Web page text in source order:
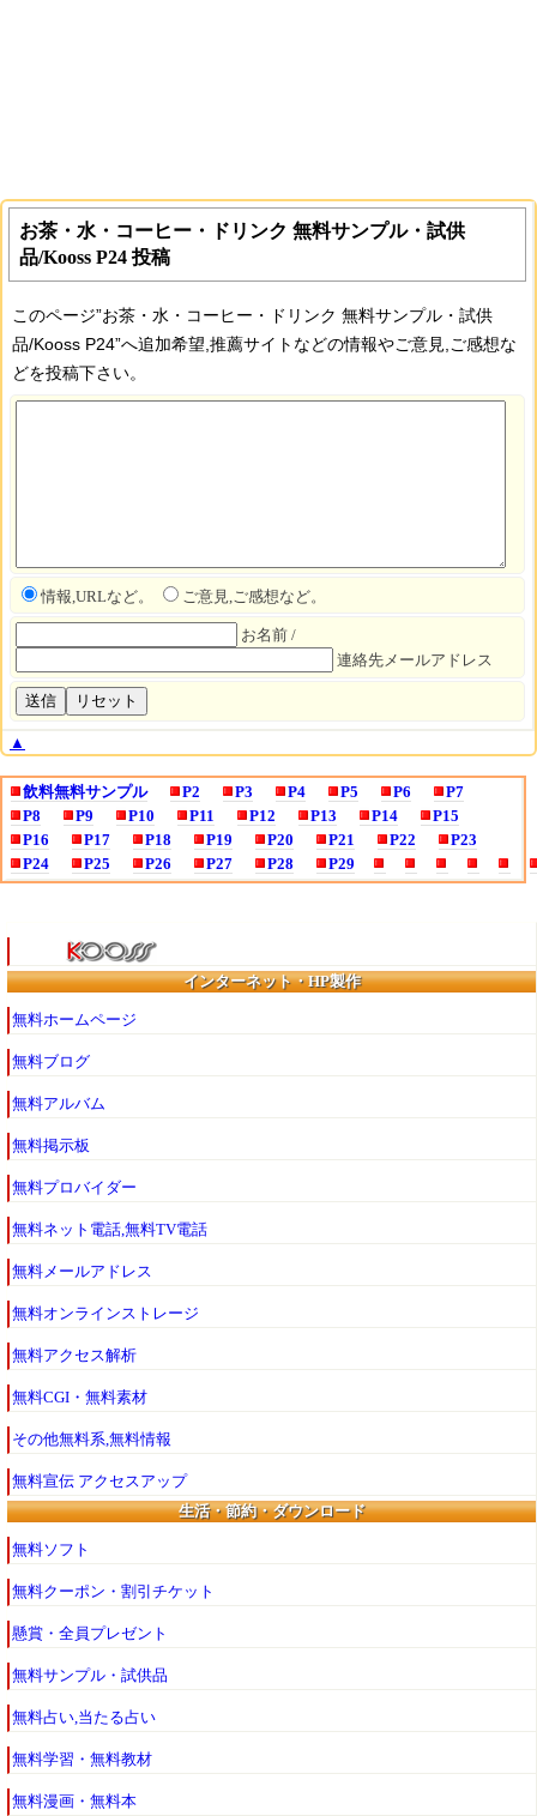
お茶・水・コーヒー・ドリンク 無料サンプル・試供
品/Kooss P24 投稿
このページ”お茶・水・コーヒー・ドリンク 無料サンプル・試供
品/Kooss P24”へ追加希望,推薦サイトなどの情報やご意見,ご感想な
どを投稿下さい。
情報,URLなど。 ご意見,ご感想など。
お名前 /
連絡先メールアドレス
▲
飲料無料サンプル P2 P3 P4 P5 P6
P7
P8
P9 P10 P11 P12 P13 P14
P15
P16
P17 P18 P19 P20 P21 P22
P23
P24
P25 P26 P27 P28 P29
インターネット・HP製作
無料ホームページ
無料ブログ
無料アルバム
無料掲示板
無料プロバイダー
無料ネット電話,無料TV電話
無料メールアドレス
無料オンラインストレージ
無料アクセス解析
無料CGI・無料素材
その他無料系,無料情報
無料宣伝 アクセスアップ
生活・節約・ダウンロード
無料ソフト
無料クーポン・割引チケット
懸賞・全員プレゼント
無料サンプル・試供品
無料占い,当たる占い
無料学習・無料教材
無料漫画・無料本